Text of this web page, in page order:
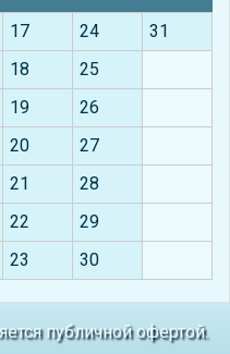
17 24
31
18
25
19
26
20
27
21
28
22
29
23 30
публичной офертой.